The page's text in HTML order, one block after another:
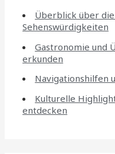
Überblick über
Sehenswürdigkeiten
Gastronomie und
erkunden
Navigationshilfen
Kulturelle
entdecken